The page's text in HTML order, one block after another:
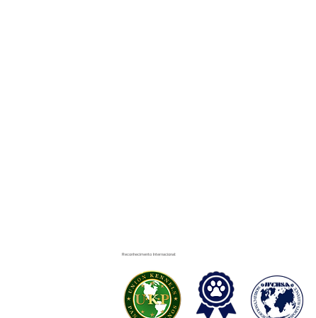
Reconhecimento Internacional: